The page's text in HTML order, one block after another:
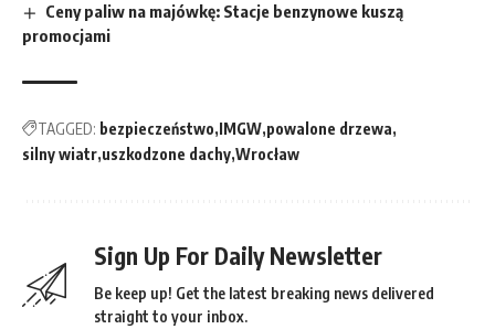
Ceny paliw na majówkę: Stacje benzynowe kuszą
promocjami
TAGGED: bezpieczeństwo IMGW powalone drzewa
silny wiatr uszkodzone dachy Wrocław
Sign Up For Daily Newsletter
Be keep up! Get the latest breaking news delivered
straight to your inbox.